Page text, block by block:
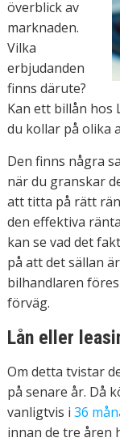
överblick av
marknaden.
Vilka
erbjudanden
finns därute?
Kan ett billån hos
du kollar på olika
Den finns några
när du granskar
att titta på rätt
den effektiva
kan se vad det
på att det sällan
bilhandlaren
förväg.
Lån eller
Om detta tvistar
på senare år. Då
vanligtvis i 36
innan de tre åren